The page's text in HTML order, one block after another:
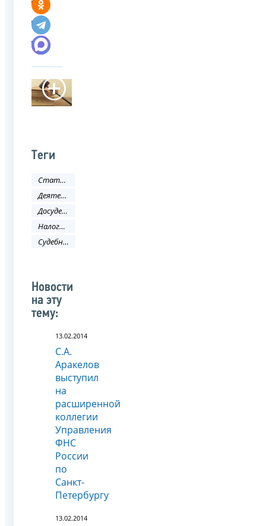
Теги
Статистика и аналитика
Деятельность ФНС
Досудебное урегулирование налоговых споров
Налоговое законодательство
Судебное урегулирование налоговых споров
Новости
на эту
тему:
13.02.2014
С.А.
Аракелов
выступил
на
расширенной
коллегии
Управления
ФНС
России
по
Санкт-
Петербургу
13.02.2014